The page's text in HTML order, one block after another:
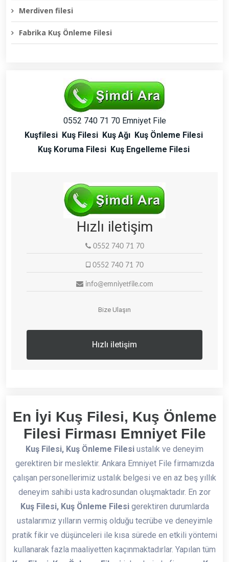
Merdiven filesi
Fabrika Kuş Önleme Filesi
0552 740 71 70 Emniyet File
Kuşfilesi Kuş Filesi Kuş Ağı Kuş Önleme Filesi
Kuş Koruma Filesi Kuş Engelleme Filesi
Hızlı iletişim
0552 740 71 70
0552 740 71 70
info@emniyetfile.com
Bize Ulaşın
Hızlı iletişim
En İyi Kuş Filesi, Kuş Önleme
Filesi Firması Emniyet File
Kuş Filesi, Kuş Önleme Filesi ustalık ve deneyim
gerektiren bir meslektir. Ankara Emniyet File firmamızda
çalışan personellerimiz ustalık belgesi ve en az beş yıllık
deneyim sahibi usta kadrosundan oluşmaktadır. En zor
Kuş Filesi, Kuş Önleme Filesigerektiren durumlarda
ustalarımız yılların vermiş olduğu tecrübe ve deneyimle
pratik fikir ve düşünceleri ile kısa sürede en etkili yöntemi
kullanarak fazla maaliyetten kaçınmaktadırlar. Yapılan tüm